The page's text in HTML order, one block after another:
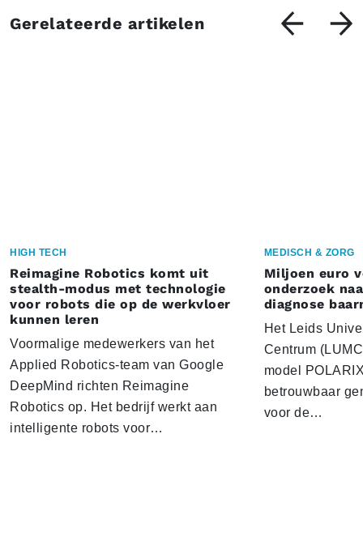
Gerelateerde artikelen
HIGH TECH
Reimagine Robotics komt uit
stealth-modus met technologie
voor robots die op de werkvloer
kunnen leren
Voormalige medewerkers van het
Applied Robotics-team van Google
DeepMind richten Reimagine
Robotics op. Het bedrijf werkt aan
intelligente robots voor…
MEDISCH & ZORG
Miljoen euro
onderzoek
diagnose
Het Leids
Centrum
model
betrouwbaar
voor de…